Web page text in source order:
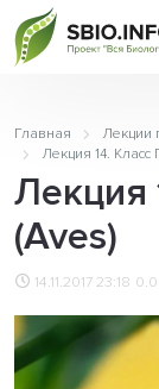
Главная Лекции
Лекция 14. Класс
Лекция
(Aves)
14.11.2017 23:18